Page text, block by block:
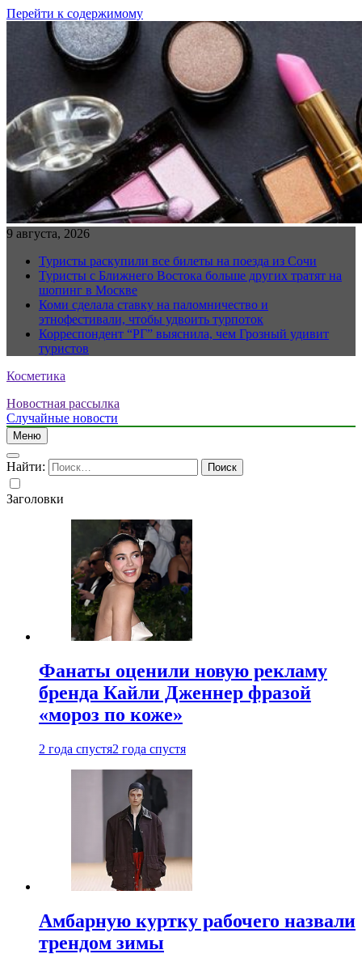
Перейти к содержимому
9 августа, 2026
Туристы раскупили все билеты на поезда из Сочи
Туристы с Ближнего Востока больше других тратят на
шопинг в Москве
Коми сделала ставку на паломничество и
этнофестивали, чтобы удвоить турпоток
Корреспондент “РГ” выяснила, чем Грозный удивит
туристов
Косметика
Новостная рассылка
Случайные новости
Меню
Найти:
Заголовки
Фанаты оценили новую рекламу
бренда Кайли Дженнер фразой
«мороз по коже»
2 года спустя2 года спустя
Амбарную куртку рабочего назвали
трендом зимы